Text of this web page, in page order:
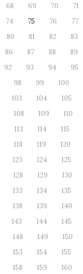
68 69 70 71
74 75 76 77
80 81 82 83
86 87 88 89
92 93 94 95
98 99 100
103 104 105
108 109 110
113 114 115
118 119 120
123 124 125
128 129 130
133 134 135
138 139 140
143 144 145
148 149 150
153 154 155
158 159 160